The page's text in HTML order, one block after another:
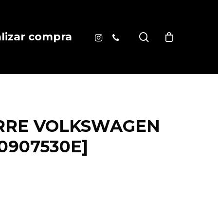
compra instagram
phone search
VOLKSWAGEN